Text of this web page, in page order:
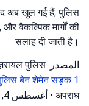
अब खुल गई हैं; पुलिस
और वैकल्पिक मार्गों की
सलाह दी जाती है।
المصدر: इज़रायल पुलिस
बेन शेमेनसड़क 1
अपराध
• أغسطس 4, 2026 at 2:48 م